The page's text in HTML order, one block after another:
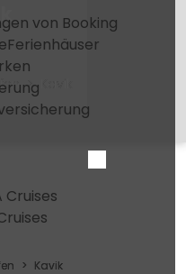
von Booking
Ferienhäuser
Cruises
Kavik